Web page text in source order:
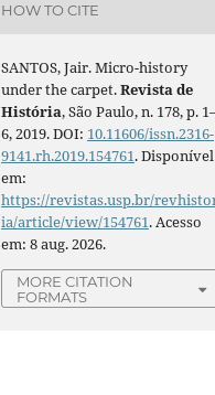
HOW TO CITE
SANTOS, Jair. Micro-history
under the carpet.Revista de
História, São Paulo, n. 178, p.
6, 2019. DOI: 10.11606/issn.2316-
9141.rh.2019.154761. Disponível
em:
https://revistas.usp.br/
ia/article/view/154761. Acesso
em: 8 aug. 2026.
MORE CITATION
FORMATS